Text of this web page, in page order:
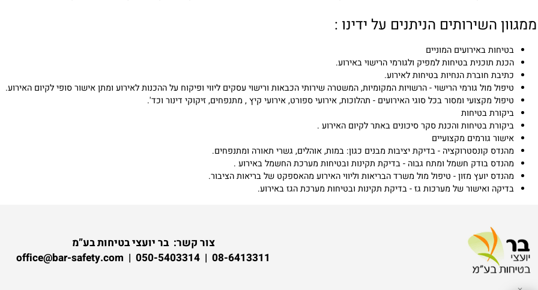
השירותים הניתנים על ידינו :
באירועים המוניים
תוכנית בטיחות למפיק ולגורמי הרישוי באירוע.
חוברת הנחיות בטיחות לאירוע.
מול גורמי הרישוי - הרשויות המקומיות, המשטרה שירותי הכבאות ורישוי עסקים ליווי ופיקוח על ההכנות לאירוע ומתן אישור סופי לקיום האירוע.
מקצועי ומסור בכל סוגי האירועים - תהלוכות, אירועי ספורט, אירועי קיץ , מתנפחים, זיקוקי דינור וכד'.
בטיחות
בטיחות והכנת סקר סיכונים באתר לקיום האירוע .
גורמים מקצועיים
קונסטרוקציה - בדיקת יציבות מבנים כגון: במות, אוהלים, גשרי תאורה ומתנפחים.
בודק חשמל ומתח גבוה - בדיקת תקינות ובטיחות מערכת החשמל באירוע .
יועץ מזון - טיפול מול משרד הבריאות וליווי האירוע מהאספקט של בריאות הציבור.
צור קשר: בר יועצי בטיחות בע”מ